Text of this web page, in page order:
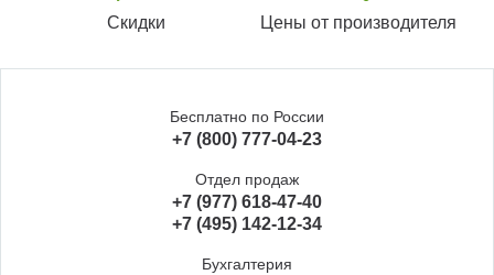
Скидки Цены от производителя
Бесплатно по России
+7 (800) 777-04-23
Отдел продаж
+7 (977) 618-47-40
+7 (495) 142-12-34
Бухгалтерия